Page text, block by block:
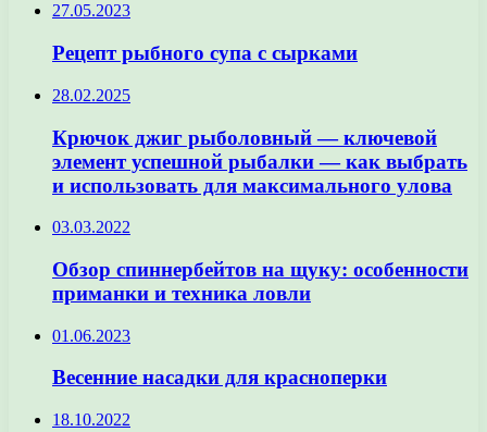
27.05.2023
Рецепт рыбного супа с сырками
28.02.2025
Крючок джиг рыболовный — ключевой
элемент успешной рыбалки — как выбрать
и использовать для максимального улова
03.03.2022
Обзор спиннербейтов на щуку: особенности
приманки и техника ловли
01.06.2023
Весенние насадки для красноперки
18.10.2022